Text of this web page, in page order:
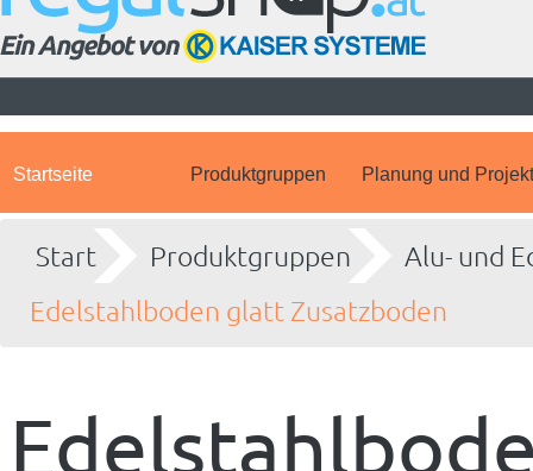
Startseite Produktgruppen Planung und
Start Produktgruppen
Alu- und
Edelstahlboden glatt Zusatzboden